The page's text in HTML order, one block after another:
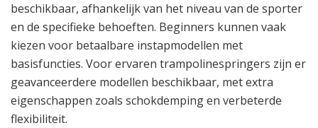
beschikbaar, afhankelijk van het niveau van de sporter
en de specifieke behoeften. Beginners kunnen vaak
kiezen voor betaalbare instapmodellen met
basisfuncties. Voor ervaren trampolinespringers zijn er
geavanceerdere modellen beschikbaar, met extra
eigenschappen zoals schokdemping en verbeterde
flexibiliteit.